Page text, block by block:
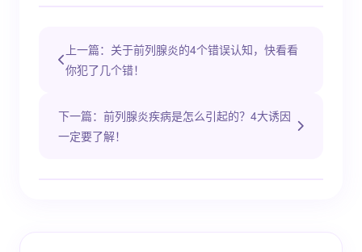
上一篇：关于前列腺炎的4个错误认知，快看看
你犯了几个错！
下一篇：前列腺炎疾病是怎么引起的？4大诱因
一定要了解！